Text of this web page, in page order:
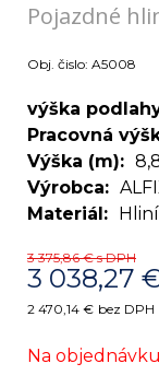
Pojazdné
Obj. čislo: A5008
výška
Pracovná
Výška (m)
Výrobca
Materiál
3 375,86 €s DPH
3 038,27
2 470,14 € bez DPH
Na objednávku